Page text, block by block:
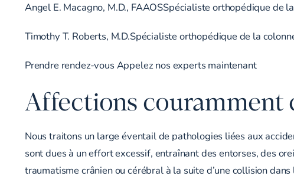
Angel E. Macagno, M.D., FAAOSSpécialiste orthopédique de
Timothy T. Roberts, M.D.Spécialiste orthopédique de la
Prendre rendez-vousAppelez nos experts maintenant
Affections couramment
Nous traitons un large éventail de pathologies liées aux
sont dues à un effort excessif, entraînant des entorses, des
traumatisme crânien ou cérébral à la suite d’une collision